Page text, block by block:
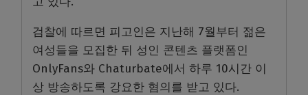
검찰에 따르면 피고인은 지난해 7월부터 젊은
여성들을 모집한 뒤 성인 콘텐츠 플랫폼인
OnlyFans와 Chaturbate에서 하루 10시간 이
상 방송하도록 강요한 혐의를 받고 있다.